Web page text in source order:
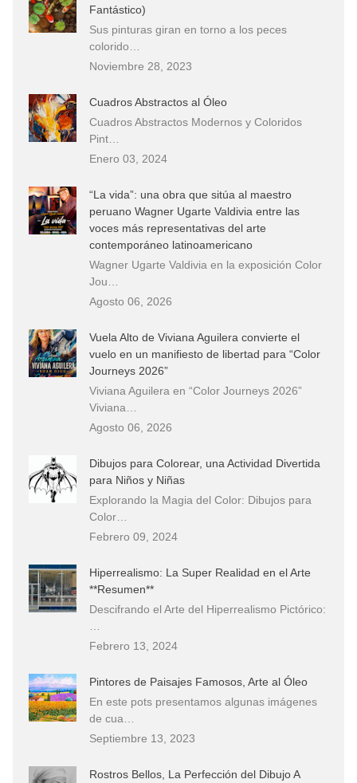
Fantástico)
Sus pinturas giran en torno a los peces
colorido…
Noviembre 28, 2023
Cuadros Abstractos al Óleo
Cuadros Abstractos Modernos y Coloridos
Pint…
Enero 03, 2024
“La vida”: una obra que sitúa al maestro
peruano Wagner Ugarte Valdivia entre las
voces más representativas del arte
contemporáneo latinoamericano
Wagner Ugarte Valdivia en la exposición Color
Jou…
Agosto 06, 2026
Vuela Alto de Viviana Aguilera convierte el
vuelo en un manifiesto de libertad para “Color
Journeys 2026”
Viviana Aguilera en “Color Journeys 2026”
Viviana…
Agosto 06, 2026
Dibujos para Colorear, una Actividad Divertida
para Niños y Niñas
Explorando la Magia del Color: Dibujos para
Color…
Febrero 09, 2024
Hiperrealismo: La Super Realidad en el Arte
**Resumen**
Descifrando el Arte del Hiperrealismo Pictórico:
Febrero 13, 2024
Pintores de Paisajes Famosos, Arte al Óleo
En este pots presentamos algunas imágenes
de cua…
Septiembre 13, 2023
Rostros Bellos, La Perfección del Dibujo A